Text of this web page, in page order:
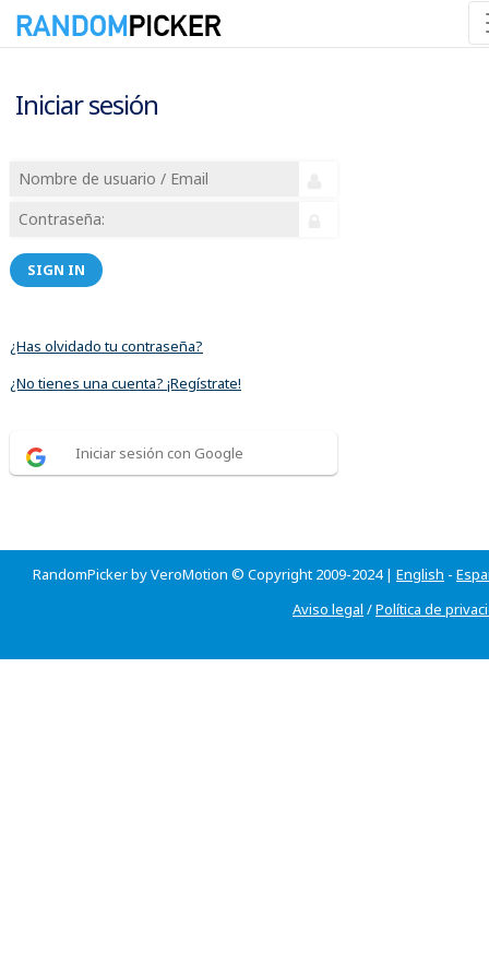
Iniciar sesión
SIGN IN
¿Has olvidado tu contraseña?
¿No tienes una cuenta? ¡Regístrate!
Iniciar sesión con Google
RandomPicker by VeroMotion © Copyright 2009-2024 | English -
Aviso legal /Política de